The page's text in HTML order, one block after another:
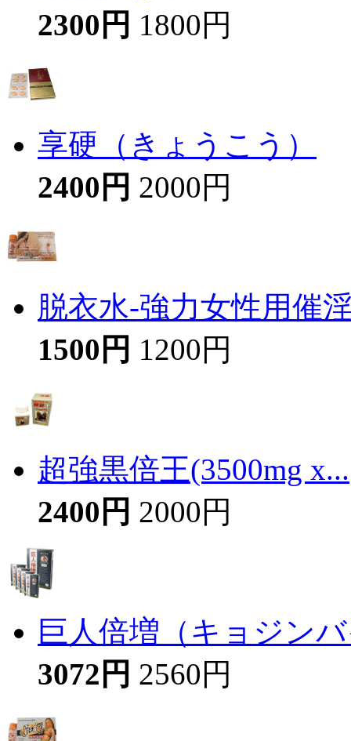
2300円 1800円
享硬（きょうこう）
2400円 2000円
脱衣水-強力女性用催
1500円 1200円
超強黒倍王(3500mg x...
2400円 2000円
巨人倍増（キョジン
3072円 2560円